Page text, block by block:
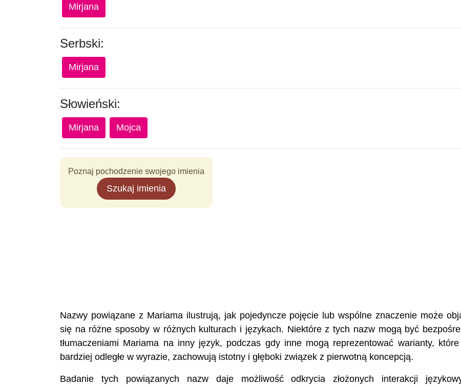
Mirjana
Serbski:
Mirjana
Słowieński:
Mirjana Mojca
Poznaj pochodzenie swojego imienia
Szukaj imienia
Nazwy powiązane z Mariama ilustrują, jak pojedyncze pojęcie lub wspólne znaczenie może
się na różne sposoby w różnych kulturach i językach. Niektóre z tych nazw mogą być
tłumaczeniami Mariama na inny język, podczas gdy inne mogą reprezentować warianty,
bardziej odległe w wyrazie, zachowują istotny i głęboki związek z pierwotną koncepcją.
Badanie tych powiązanych nazw daje możliwość odkrycia złożonych interakcji